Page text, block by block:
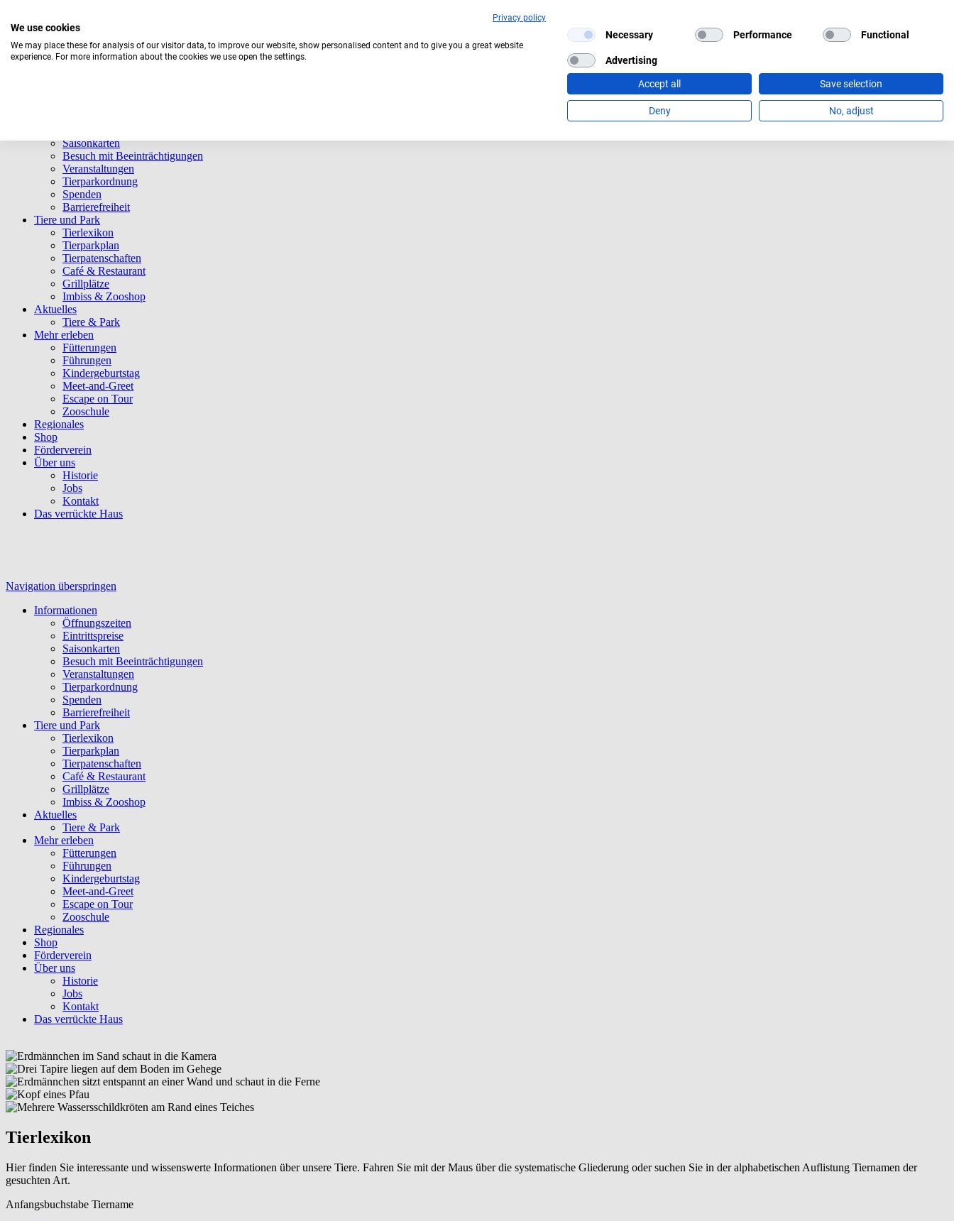
Aktuelles Wetter:27°C Bedeckt
Saisonkarten
Besuch mit Beeinträchtigungen
Veranstaltungen
Tierparkordnung
Spenden
Barrierefreiheit
Tiere und Park
Tierlexikon
Tierparkplan
Tierpatenschaften
Café & Restaurant
Grillplätze
Imbiss & Zooshop
Aktuelles
Tiere & Park
Mehr erleben
Fütterungen
Führungen
Kindergeburtstag
Meet-and-Greet
Escape on Tour
Zooschule
Regionales
Shop
Förderverein
Über uns
Historie
Jobs
Kontakt
Das verrückte Haus
Navigation überspringen
Informationen
Öffnungszeiten
Eintrittspreise
Saisonkarten
Besuch mit Beeinträchtigungen
Veranstaltungen
Tierparkordnung
Spenden
Barrierefreiheit
Tiere und Park
Tierlexikon
Tierparkplan
Tierpatenschaften
Café & Restaurant
Grillplätze
Imbiss & Zooshop
Aktuelles
Tiere & Park
Mehr erleben
Fütterungen
Führungen
Kindergeburtstag
Meet-and-Greet
Escape on Tour
Zooschule
Regionales
Shop
Förderverein
Über uns
Historie
Jobs
Kontakt
Das verrückte Haus
Tierlexikon
Hier finden Sie interessante und wissenswerte Informationen über unsere Tiere. Fahren Sie mit der Maus über die systematische Gliederung oder suchen Sie in der alphabetischen Auflistung Tiernamen der
gesuchten Art.
Anfangsbuchstabe Tiername
Privacy policy
We use cookies
We may place these for analysis of our visitor data, to improve our website, show personalised content and to give you a great website
experience. For more information about the cookies we use open the settings.
Necessary Performance Functional
Advertising
Accept all Save selection
Deny No, adjust